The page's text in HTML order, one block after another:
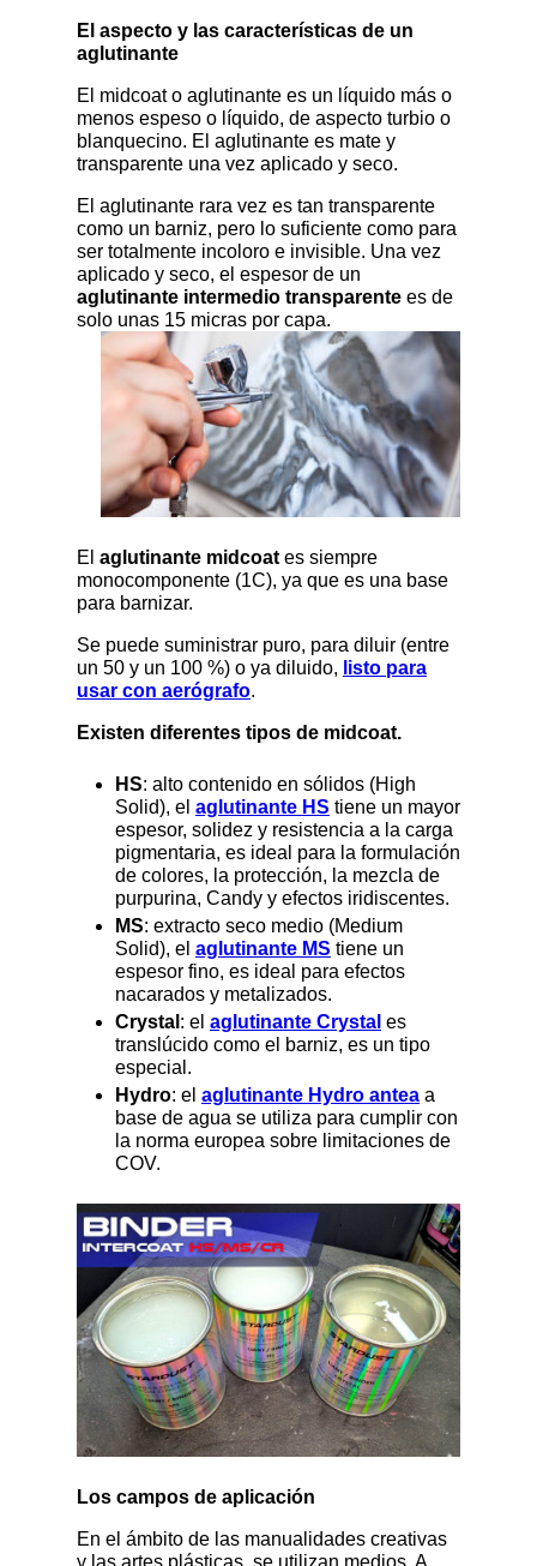
El aspecto y las características de un
aglutinante
El midcoat o aglutinante es un líquido más o
menos espeso o líquido, de aspecto turbio o
blanquecino. El aglutinante es mate y
transparente una vez aplicado y seco.
El aglutinante rara vez es tan transparente
como un barniz, pero lo suficiente como para
ser totalmente incoloro e invisible. Una vez
aplicado y seco, el espesor de un
aglutinante intermedio transparente es de
solo unas 15 micras por capa.
El aglutinante midcoat es siempre
monocomponente (1C), ya que es una base
para barnizar.
Se puede suministrar puro, para diluir (entre
un 50 y un 100 %) o ya diluido, listo para
usar con aerógrafo.
Existen diferentes tipos de midcoat.
HS: alto contenido en sólidos (High
Solid), el aglutinante HS tiene un mayor
espesor, solidez y resistencia a la carga
pigmentaria, es ideal para la formulación
de colores, la protección, la mezcla de
purpurina, Candy y efectos iridiscentes.
MS: extracto seco medio (Medium
Solid), el aglutinante MS tiene un
espesor fino, es ideal para efectos
nacarados y metalizados.
Crystal : el aglutinante Crystal es
translúcido como el barniz, es un tipo
especial.
Hydro: el aglutinante Hydro antea a
base de agua se utiliza para cumplir con
la norma europea sobre limitaciones de
COV.
Los campos de aplicación
En el ámbito de las manualidades creativas